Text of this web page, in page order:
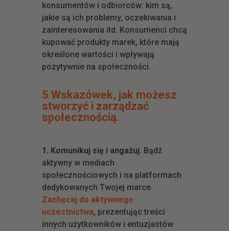
konsumentów i odbiorców: kim są,
jakie są ich problemy, oczekiwania i
zainteresowania itd. Konsumenci chcą
kupować produkty marek, które mają
określone wartości i wpływają
pozytywnie na społeczności.
5 Wskazówek, jak możesz
stworzyć i zarządzać
społecznością.
1. Komunikuj się i angażuj. Bądź
aktywny w mediach
społecznościowych i na platformach
dedykowanych Twojej marce.
Zachęcaj do aktywnego
uczestnictwa, prezentując treści
innych użytkowników i entuzjastów